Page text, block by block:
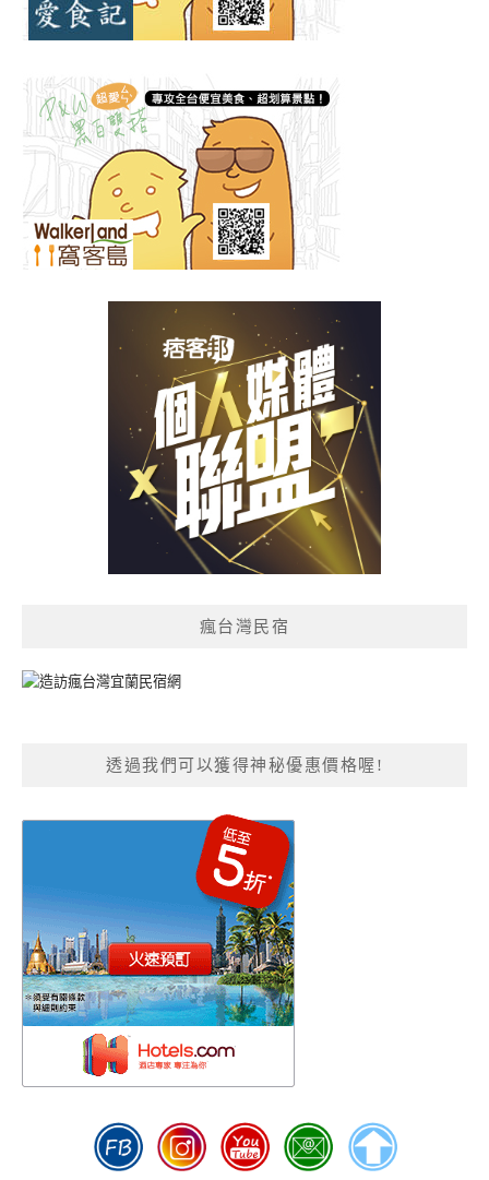
瘋台灣民宿
透過我們可以獲得神秘優惠價格喔!